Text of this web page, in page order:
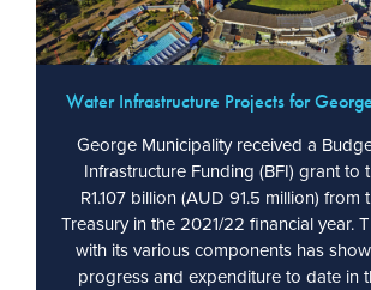
Water Infrastructure Projects for
George Municipality received a
Infrastructure Funding (BFI) grant to
R1.107 billion (AUD 91.5 million) from
Treasury in the 2021/22 financial year.
with its various components has
progress and expenditure to date in